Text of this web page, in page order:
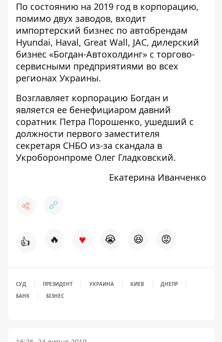
По состоянию на 2019 год в корпорацию,
помимо двух заводов, входит
импортерский бизнес по автобрендам
Hyundai, Haval, Great Wall, JAC, дилерский
бизнес «Богдан-Автохолдинг» с торгово-
сервисными предприятиями во всех
регионах Украины.
Возглавляет корпорацию Богдан и
является ее бенефициаром давний
соратник Петра Порошенко, ушедший с
должности первого заместителя
секретаря СНБО из-за скандала в
Укроборонпроме Олег Гладковский.
Екатерина Иванченко
👍 🔥 ♥ 😭 😆 😡
СУД ПРЕЗИДЕНТ УКРАИНА КИЕВ
ДНЕПР
БАНК
БІЗНЕС